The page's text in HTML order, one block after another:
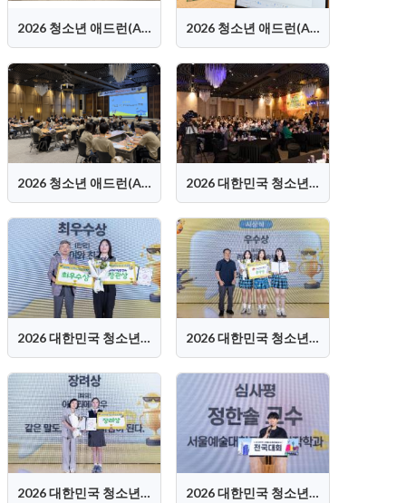
2026 청소년 애드런(AD-Learn) 캠프 수상팀 워크숍 현장 사진3 2026 청소년 애드런(AD-Learn) 캠프 수상팀 워크숍 현장 사진2
2026 청소년 애드런(AD-Learn) 캠프 수상팀 워크숍 현장 사진1 2026 대한민국 청소년 광고대회 시상식 현장
2026 대한민국 청소년 광고대회 시상식 최우수상 2026 대한민국 청소년 광고대회 시상식 우수상
2026 대한민국 청소년 광고대회 시상식 장려상 2026 대한민국 청소년 광고대회 시상식 심사평